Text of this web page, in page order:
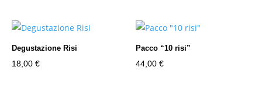
da
5,50 €
da
Degustazione Risi
18,00 €
Pacco “10 risi”
44,00€